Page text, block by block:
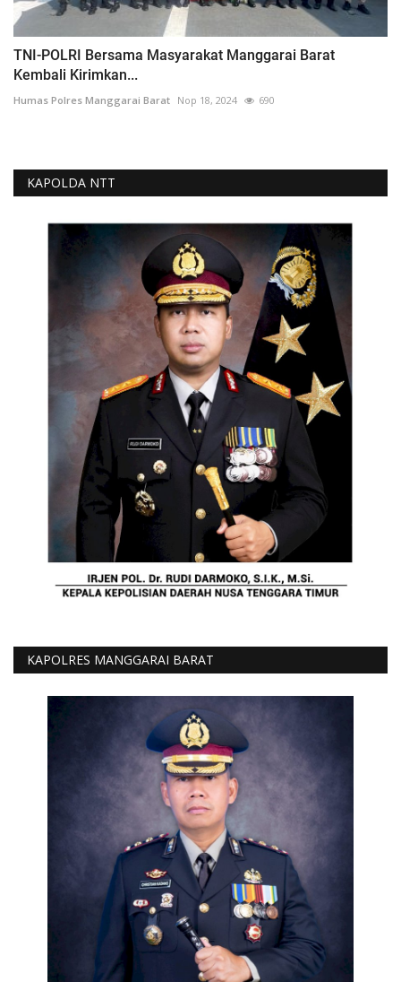
TNI-POLRI Bersama Masyarakat Manggarai Barat
Kembali Kirimkan...
Humas Polres Manggarai Barat Nop 18, 2024 690
KAPOLDA NTT
KAPOLRES MANGGARAI BARAT